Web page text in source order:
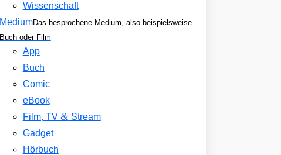
Wissenschaft
MediumDas besprochene Medium, also beispielsweise
Buch oder Film
App
Buch
Comic
eBook
Film, TV &Stream
Gadget
Hörbuch